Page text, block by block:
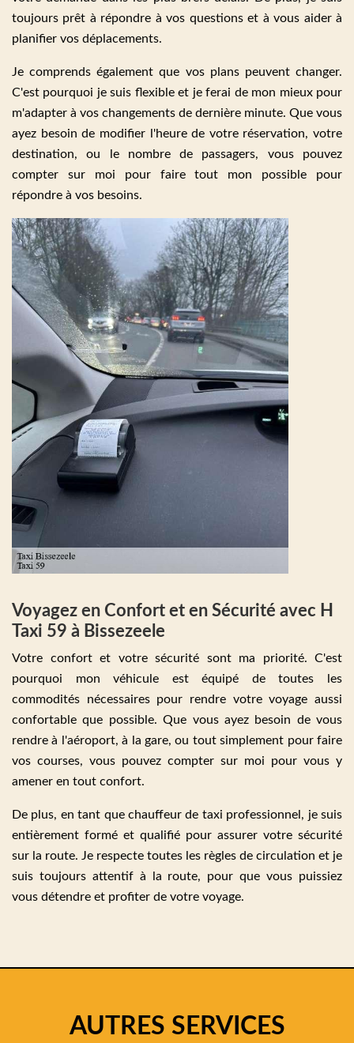
toujours prêt à répondre à vos questions et à vous aider à
planifier vos déplacements.
Je comprends également que vos plans peuvent changer.
C'est pourquoi je suis flexible et je ferai de mon mieux pour
m'adapter à vos changements de dernière minute. Que vous
ayez besoin de modifier l'heure de votre réservation, votre
destination, ou le nombre de passagers, vous pouvez
compter sur moi pour faire tout mon possible pour
répondre à vos besoins.
Voyagez en Confort et en Sécurité avec H
Taxi 59 à Bissezeele
Votre confort et votre sécurité sont ma priorité. C'est
pourquoi mon véhicule est équipé de toutes les
commodités nécessaires pour rendre votre voyage aussi
confortable que possible. Que vous ayez besoin de vous
rendre à l'aéroport, à la gare, ou tout simplement pour faire
vos courses, vous pouvez compter sur moi pour vous y
amener en tout confort.
De plus, en tant que chauffeur de taxi professionnel, je suis
entièrement formé et qualifié pour assurer votre sécurité
sur la route. Je respecte toutes les règles de circulation et je
suis toujours attentif à la route, pour que vous puissiez
vous détendre et profiter de votre voyage.
AUTRES SERVICES